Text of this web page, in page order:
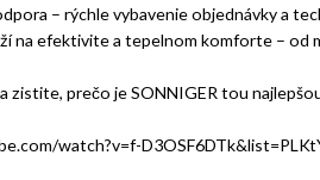
– rýchle vybavenie objednávky a
na efektivite a tepelnom komforte – od
zistite, prečo je SONNIGER tou
watch?v=f-